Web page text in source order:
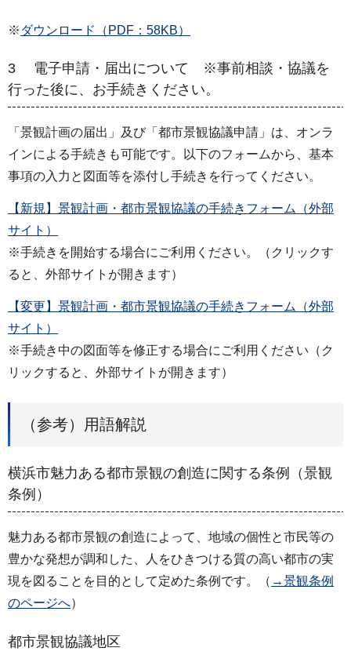
※ ダウンロード（PDF：58KB）
3 電子申請・届出について ※事前相談・協議を
行った後に、お手続きください。
「景観計画の届出」及び「都市景観協議申請」は、オンラ
インによる手続きも可能です。以下のフォームから、基本
事項の入力と図面等を添付し手続きを行ってください。
【新規】景観計画・都市景観協議の手続きフォーム（外部
サイト）
※手続きを開始する場合にご利用ください。（クリックす
ると、外部サイトが開きます）
【変更】景観計画・都市景観協議の手続きフォーム（外部
サイト）
※手続き中の図面等を修正する場合にご利用ください（ク
リックすると、外部サイトが開きます）
（参考）用語解説
横浜市魅力ある都市景観の創造に関する条例（景観
条例）
魅力ある都市景観の創造によって、地域の個性と市民等の
豊かな発想が調和した、人をひきつける質の高い都市の実
現を図ることを目的として定めた条例です。（ →景観条例
のページへ）
都市景観協議地区